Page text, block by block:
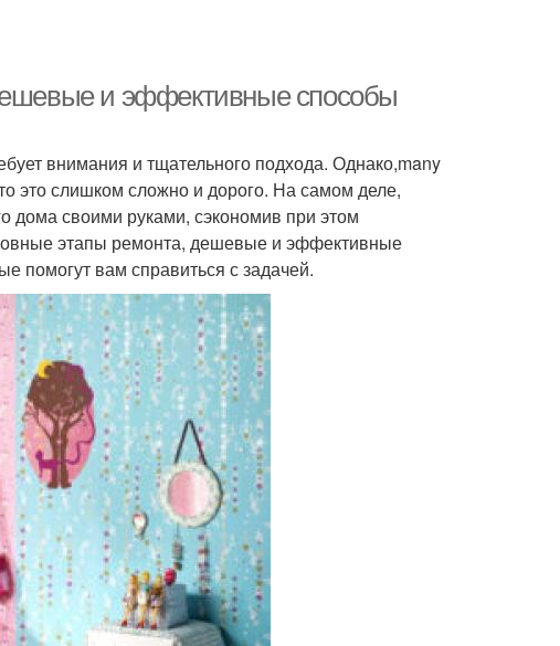
и эффективные способы
внимания и тщательного подхода. Однако,many
это слишком сложно и дорого. На самом деле,
дома своими руками, сэкономив при этом
этапы ремонта, дешевые и эффективные
помогут вам справиться с задачей.